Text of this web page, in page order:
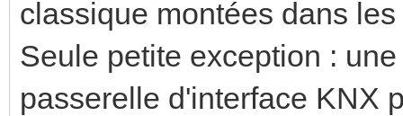
classique montées dans
Seule petite exception :
passerelle d'interface KNX